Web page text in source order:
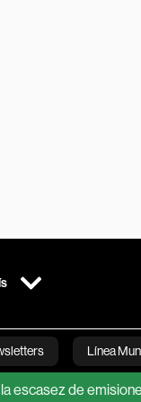
Línea
de emisiones en